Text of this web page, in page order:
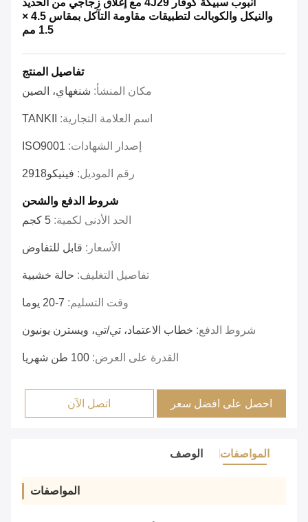
أنبوب سبيكة كوڤار 4J29 مع إغلاق زجاجي من الحديد
والنيكل والكوبالت لتطبيقات مقاومة التآكل بمقاس 4.5 ×
1.5 مم
تفاصيل المنتج
مكان المنشأ: شنغهاي، الصين
اسم العلامة التجارية: TANKII
إصدار الشهادات: ISO9001
رقم الموديل: فينيكو2918
شروط الدفع والشحن
الحد الأدنى لكمية: 5 كجم
الأسعار: قابل للتفاوض
تفاصيل التغليف: حالة خشبية
وقت التسليم: 7-20 يوما
شروط الدفع: خطاب الاعتماد، تي/تي، ويسترن يونيون
القدرة على العرض: 100 طن شهريا
احصل على افضل سعر اتصل الآن
المواصفات الوصف
المواصفات